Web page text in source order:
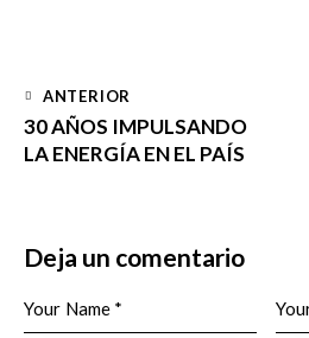
ANTERIOR
30 AÑOS IMPULSANDO
LA ENERGÍA EN EL PAÍS
Deja un comentario